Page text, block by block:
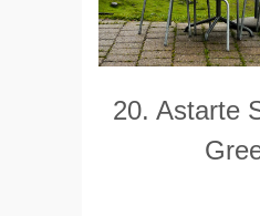
20. Astarte